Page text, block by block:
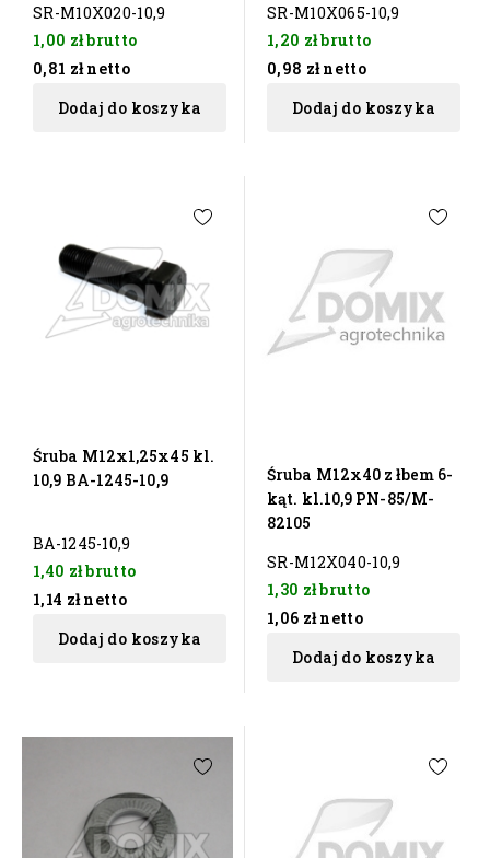
SR-M10X020-10,9
1,00 złbrutto
0,81 zł netto
Dodaj do koszyka
SR-M10X065-10,9
1,20 złbrutto
0,98 zł netto
Dodaj do koszyka
Śruba M12x1,25x45 kl.
10,9 BA-1245-10,9
BA-1245-10,9
1,40 złbrutto
1,14 zł netto
Dodaj do koszyka
Śruba M12x40 z łbem 6-
kąt. kl.10,9 PN-85/M-
82105
SR-M12X040-10,9
1,30 złbrutto
1,06 zł netto
Dodaj do koszyka